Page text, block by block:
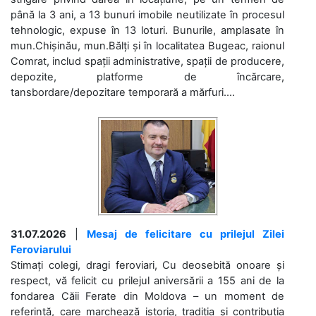
până la 3 ani, a 13 bunuri imobile neutilizate în procesul
tehnologic, expuse în 13 loturi. Bunurile, amplasate în
mun.Chișinău, mun.Bălți și în localitatea Bugeac, raionul
Comrat, includ spații administrative, spații de producere,
depozite, platforme de încărcare,
tansbordare/depozitare temporară a mărfuri....
31.07.2026
Mesaj de felicitare cu prilejul Zilei
Feroviarului
Stimați colegi, dragi feroviari, Cu deosebită onoare și
respect, vă felicit cu prilejul aniversării a 155 ani de la
fondarea Căii Ferate din Moldova – un moment de
referință, care marchează istoria, tradiția și contribuția